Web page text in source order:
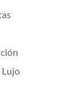
Lujo